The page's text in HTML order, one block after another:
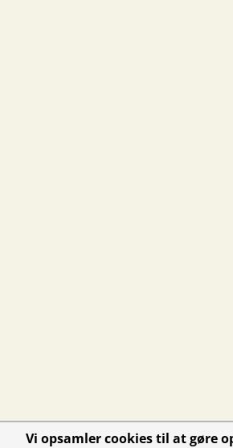
Vi opsamler cookies til at gøre